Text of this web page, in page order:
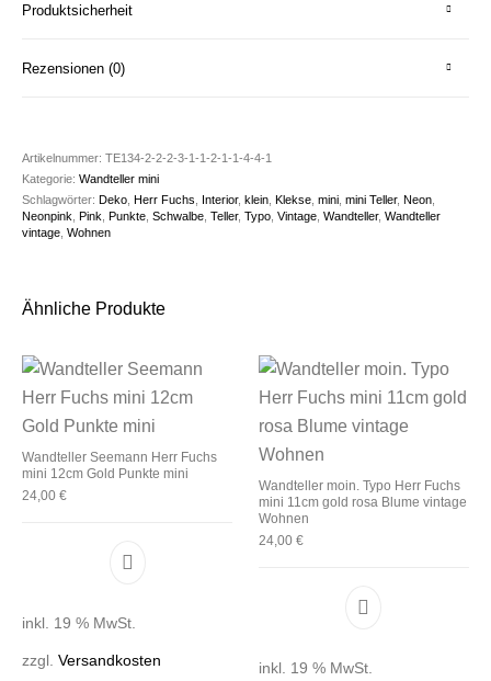
Produktsicherheit
Rezensionen (0)
Artikelnummer:TE134-2-2-2-3-1-1-2-1-1-4-4-1
Kategorie:Wandteller mini
Schlagwörter:Deko ,Herr Fuchs Interior,klein ,Klekse ,mini ,mini Teller,Neon
Neonpink ,Pink ,Punkte ,Schwalbe ,Teller,Typo ,Vintage ,Wandteller,Wandteller
vintage ,Wohnen
Ähnliche Produkte
Wandteller Seemann Herr Fuchs
mini 12cm Gold Punkte mini
24,00€
inkl. 19 % MwSt.
zzgl.Versandkosten
Wandteller moin. Typo Herr Fuchs
mini 11cm gold rosa Blume vintage
Wohnen
24,00 €
inkl. 19 % MwSt.